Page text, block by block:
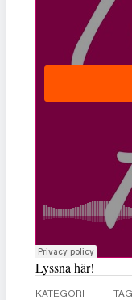
Lyssna här!
KATEGORI